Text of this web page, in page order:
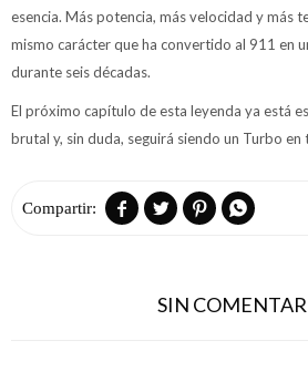
esencia. Más potencia, más velocidad y más
mismo carácter que ha convertido al 911 en
durante seis décadas.
El próximo capítulo de esta leyenda ya está
brutal y, sin duda, seguirá siendo un Turbo en
   
SIN